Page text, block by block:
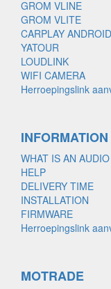
GROM VLINE
GROM VLITE
CARPLAY
YATOUR
LOUDLINK
WIFI CAMERA
Herroepingslink
INFORMATION
WHAT IS AN
HELP
DELIVERY TIME
INSTALLATION
FIRMWARE
Herroepingslink
MOTRADE